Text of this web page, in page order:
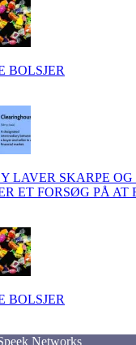
BOLSJER
LAVER SKARPE
ET FORSØG PÅ
BOLSJER
Networks